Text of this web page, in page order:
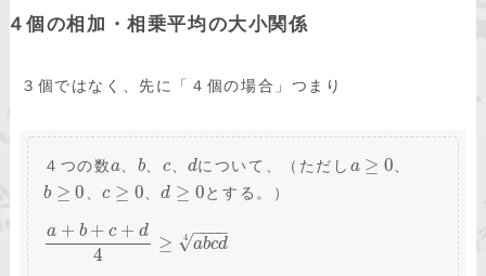
４個の相加・相乗平均の大小関係
３個ではなく、先に「４個の場合」つまり
４つの数a、b、c、dについて、（ただし a ≥ 0、
b ≥ 0、c ≥ 0、d ≥ 0とする。）
a + b + c + d
4
≥ abcd
− −
−−
√
4